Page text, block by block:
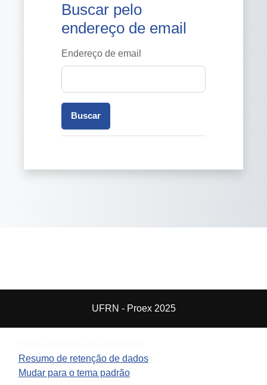
Buscar pelo endereço de email
Buscar pelo
endereço de email
Endereço de email
UFRN - Proex 2025
Resumo de retenção de dados
Mudar para o tema padrão